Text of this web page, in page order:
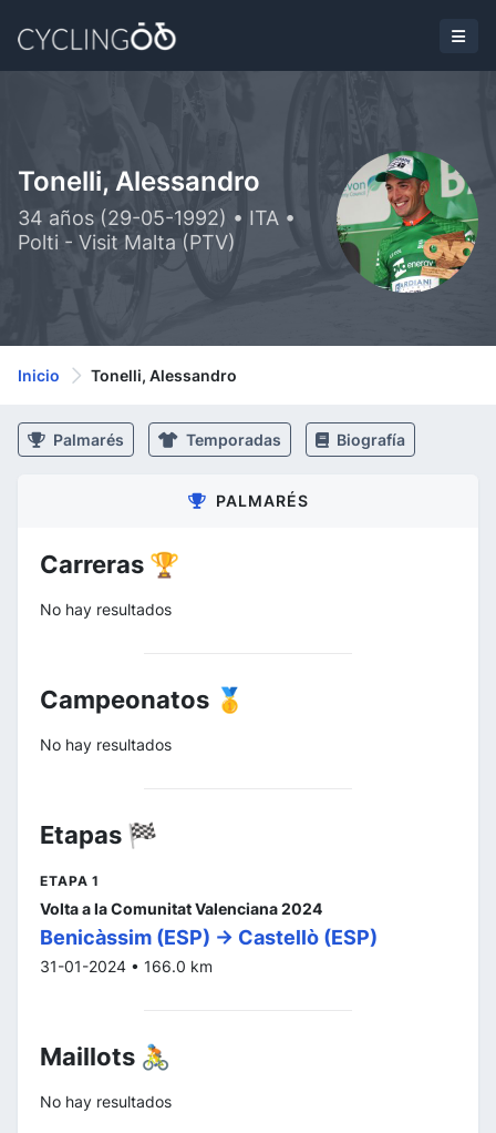
Tonelli, Alessandro
34 años (29-05-1992) • ITA •
Polti - Visit Malta (PTV)
Inicio Tonelli, Alessandro
Palmarés Temporadas Biografía
PALMARÉS
Carreras 🏆
No hay resultados
Campeonatos 🥇
No hay resultados
Etapas 🏁
ETAPA 1
Volta a la Comunitat Valenciana 2024
Benicàssim (ESP) -> Castellò (ESP)
31-01-2024 • 166.0 km
Maillots 🚴
No hay resultados